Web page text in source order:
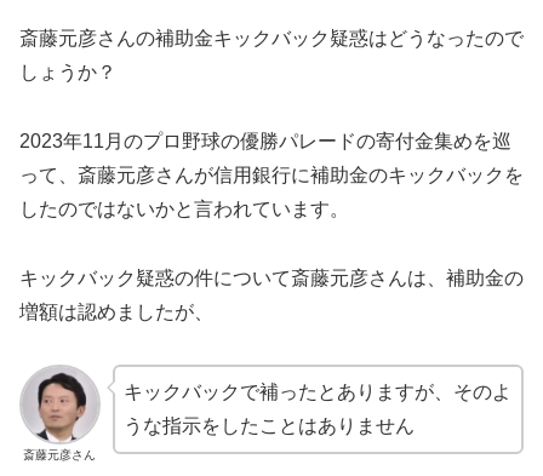
斎藤元彦さんの補助金キックバック疑惑はどうなったので
しょうか？
2023年11月のプロ野球の優勝パレードの寄付金集めを巡
って、斎藤元彦さんが信用銀行に補助金のキックバックを
したのではないかと言われています。
キックバック疑惑の件について斎藤元彦さんは、補助金の
増額は認めましたが、
斎藤元彦さん
キックバックで補ったとありますが、そのよ
うな指示をしたことはありません